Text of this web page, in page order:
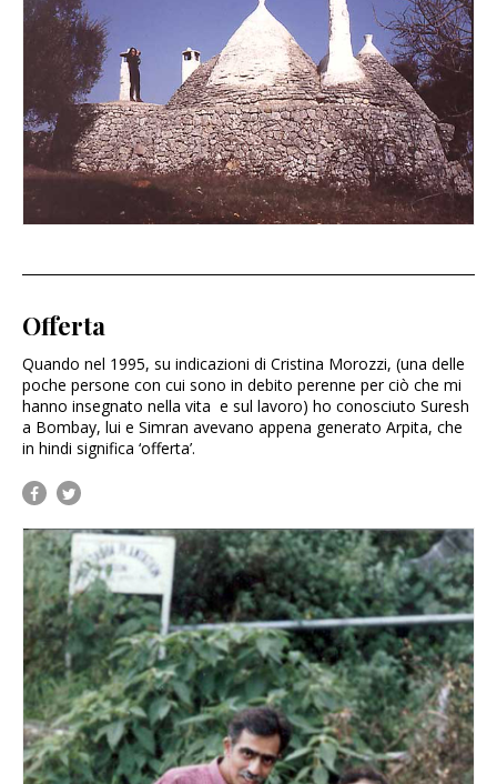
Offerta
Quando nel 1995, su indicazioni di Cristina Morozzi, (una delle
poche persone con cui sono in debito perenne per ciò che mi
hanno insegnato nella vita e sul lavoro) ho conosciuto Suresh
a Bombay, lui e Simran avevano appena generato Arpita, che
in hindi significa ‘offerta’.